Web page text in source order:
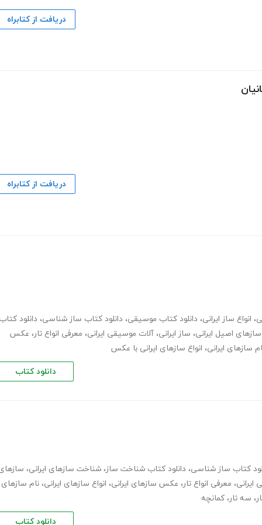
دریافت از کتابراه
دریافت از کتابراه
، انواع ساز ایرانی، دانلود کتاب موسیقی، دانلود کتاب ساز شناسی، دانلود کتاب
سازهای اصیل ایرانی، ساز ایرانی، آلات موسیقی ایرانی، معرفی انواع تار، عکس
سازهای ایرانی، انواع سازهای ایرانی با عکس
دانلود کتاب
کتاب ساز شناسی، دانلود کتاب شناخت ساز، شناخت سازهای ایرانی،
، معرفی انواع تار، عکس سازهای ایرانی، انواع سازهای ایرانی، نام سازهای
، سه تار، کمانچه
دانلود کتاب